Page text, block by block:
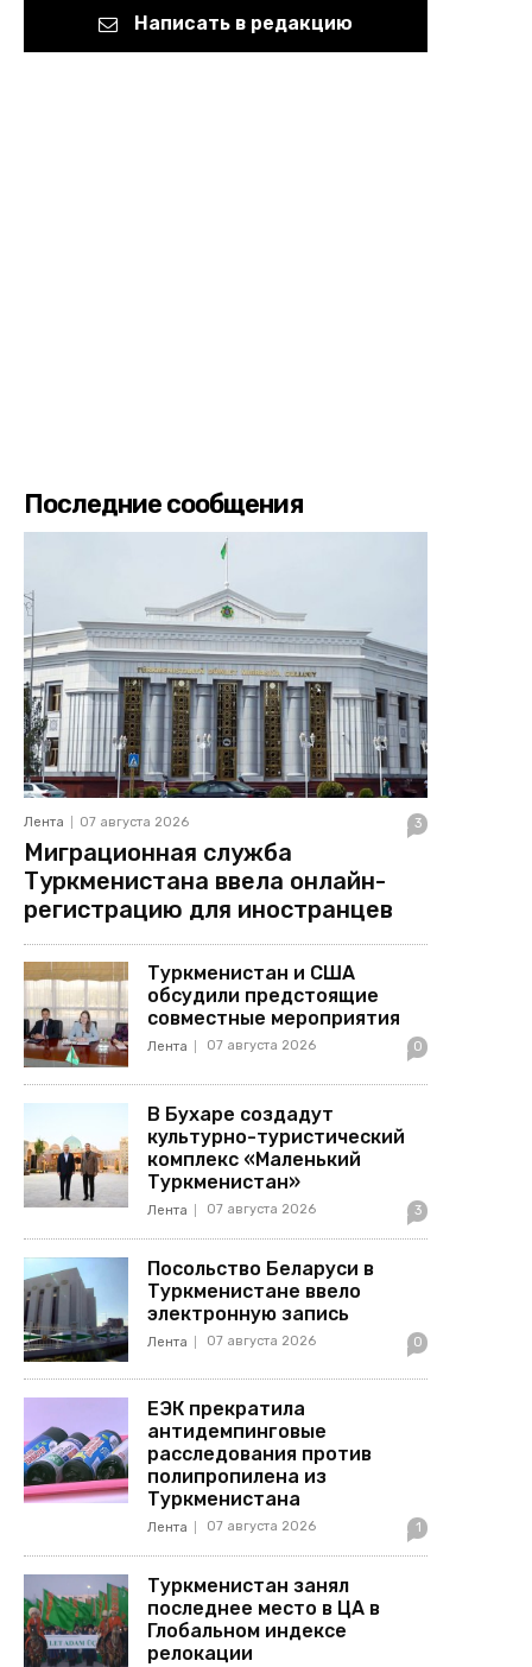
Написать в редакцию
Последние сообщения
Лента 07 августа 2026 3
Миграционная служба
Туркменистана ввела онлайн-
регистрацию для иностранцев
Туркменистан и США
обсудили предстоящие
совместные мероприятия
Лента 07 августа 2026 0
В Бухаре создадут
культурно-туристический
комплекс «Маленький
Туркменистан»
Лента 07 августа 2026 3
Посольство Беларуси в
Туркменистане ввело
электронную запись
Лента 07 августа 2026 0
ЕЭК прекратила
антидемпинговые
расследования против
полипропилена из
Туркменистана
Лента 07 августа 2026 1
Туркменистан занял
последнее место в ЦА в
Глобальном индексе
релокации